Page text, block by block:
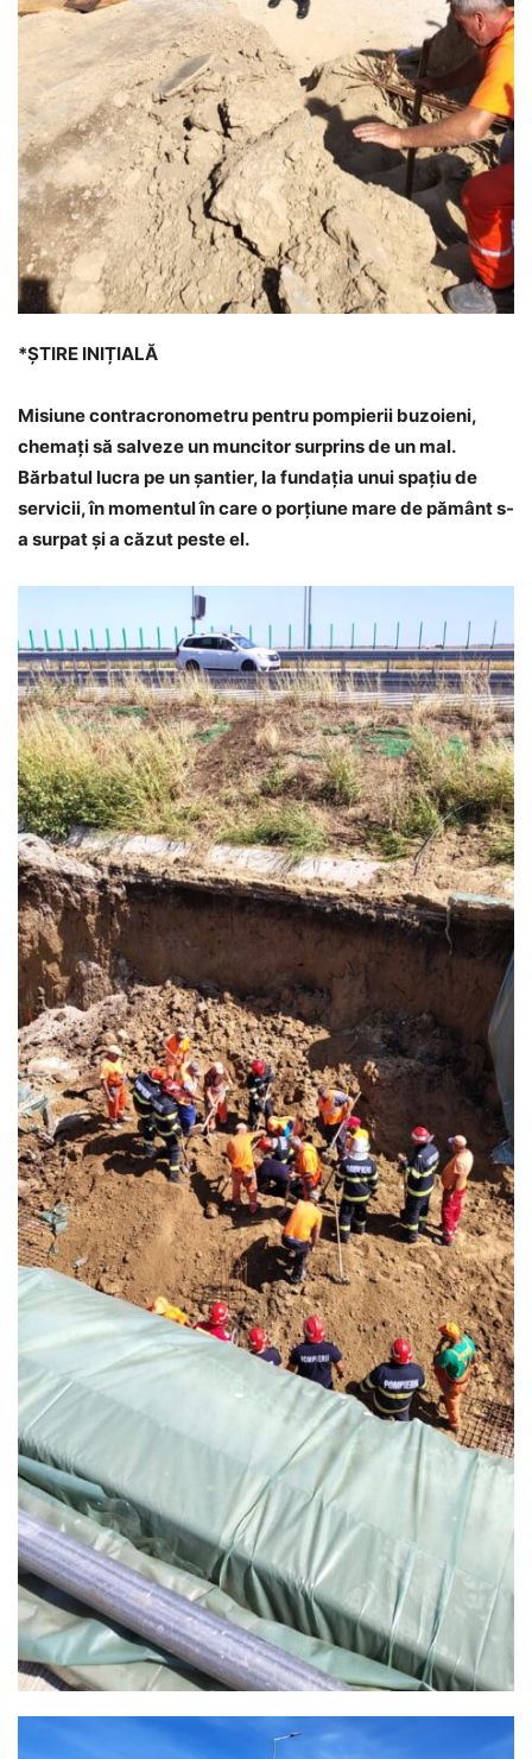
*ȘTIRE INIȚIALĂ
Misiune contracronometru pentru pompierii buzoieni,
chemați să salveze un muncitor surprins de un mal.
Bărbatul lucra pe un șantier, la fundația unui spațiu de
servicii, în momentul în care o porțiune mare de pământ s-
a surpat și a căzut peste el.